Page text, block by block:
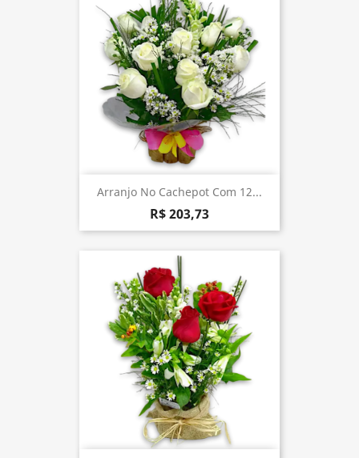
Arranjo No Cachepot Com 12...
R$ 203,73